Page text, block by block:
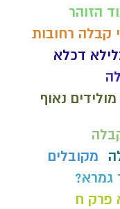
הזוהר
קבלה רחובות
דכלא
נאוף
מקובלים
גמרא?
פרק ח